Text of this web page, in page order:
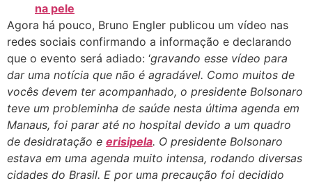
na pele
Agora há pouco, Bruno Engler publicou um vídeo nas
redes sociais confirmando a informação e declarando
que o evento será adiado: ‘gravando esse vídeo para
dar uma notícia que não é agradável. Como muitos de
vocês devem ter acompanhado, o presidente Bolsonaro
teve um probleminha de saúde nesta última agenda em
Manaus, foi parar até no hospital devido a um quadro
de desidratação e erisipela. O presidente Bolsonaro
estava em uma agenda muito intensa, rodando diversas
cidades do Brasil. E por uma precaução foi decidido